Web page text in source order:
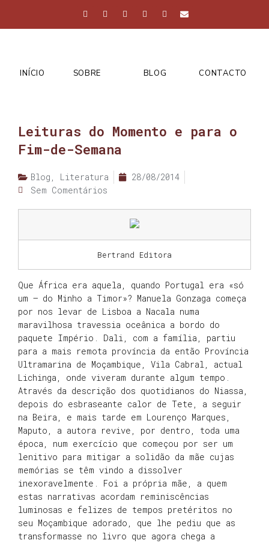
INÍCIO SOBRE BLOG CONTACTO
Leituras do Momento e para o
Fim-de-Semana
Blog , Literatura
28/08/2014
Sem Comentários
Bertrand Editora
Que África era aquela, quando Portugal era «só
um – do Minho a Timor»? Manuela Gonzaga começa
por nos levar de Lisboa a Nacala numa
maravilhosa travessia oceânica a bordo do
paquete Império. Dali, com a família, partiu
para a mais remota província da então Província
Ultramarina de Moçambique, Vila Cabral, actual
Lichinga, onde viveram durante algum tempo.
Através da descrição dos quotidianos do Niassa,
depois do esbraseante calor de Tete, a seguir
na Beira, e mais tarde em Lourenço Marques,
Maputo, a autora revive, por dentro, toda uma
época, num exercício que começou por ser um
lenitivo para mitigar a solidão da mãe cujas
memórias se têm vindo a dissolver
inexoravelmente. Foi a própria mãe, a quem
estas narrativas acordam reminiscências
luminosas e felizes de tempos pretéritos no
seu Moçambique adorado, que lhe pediu que as
transformasse no livro que agora chega a